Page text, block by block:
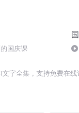
国庆课
字全集，支持免费在线